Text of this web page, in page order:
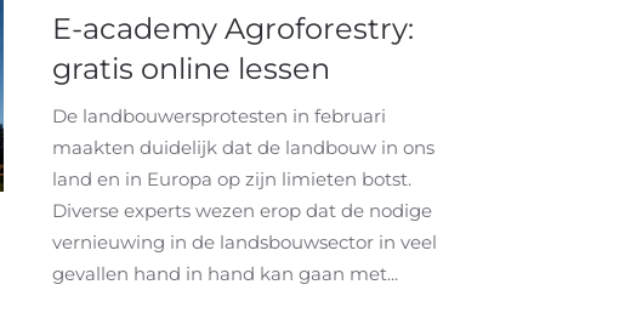
E-academy Agroforestry:
gratis online lessen
De landbouwersprotesten in februari
maakten duidelijk dat de landbouw in ons
land en in Europa op zijn limieten botst.
Diverse experts wezen erop dat de nodige
vernieuwing in de landsbouwsector in veel
gevallen hand in hand kan gaan met...